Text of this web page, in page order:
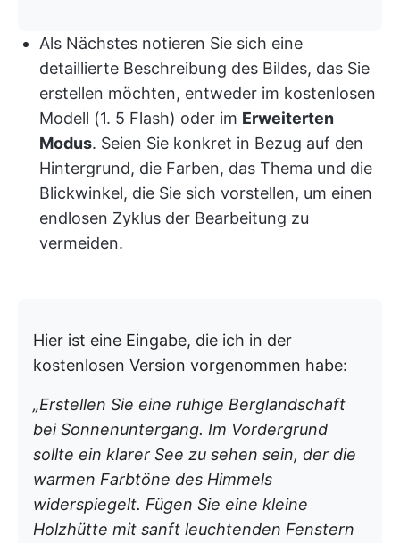
Als Nächstes notieren Sie sich eine
detaillierte Beschreibung des Bildes, das Sie
erstellen möchten, entweder im kostenlosen
Modell (1. 5 Flash) oder im Erweiterten
Modus. Seien Sie konkret in Bezug auf den
Hintergrund, die Farben, das Thema und die
Blickwinkel, die Sie sich vorstellen, um einen
endlosen Zyklus der Bearbeitung zu
vermeiden.
Hier ist eine Eingabe, die ich in der
kostenlosen Version vorgenommen habe:
„Erstellen Sie eine ruhige Berglandschaft
bei Sonnenuntergang. Im Vordergrund
sollte ein klarer See zu sehen sein, der die
warmen Farbtöne des Himmels
widerspiegelt. Fügen Sie eine kleine
Holzhütte mit sanft leuchtenden Fenstern